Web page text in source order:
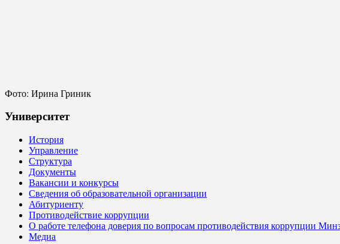
Фото: Ирина Гриник
Университет
История
Управление
Структура
Документы
Вакансии и конкурсы
Сведения об образовательной организации
Абитуриенту
Противодействие коррупции
О работе телефона доверия по вопросам противодействия коррупции
Медиа